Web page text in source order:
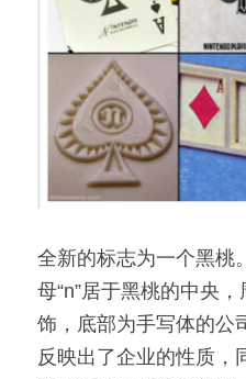
全新的标志为一个黑桃
母“n”居于黑桃的中央
饰，底部为手写体的公
反映出了企业的性质，